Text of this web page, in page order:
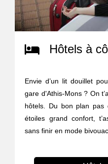
Hôtels à
Envie d’un lit douillet
gare d'Athis-Mons ? On
hôtels. Du bon plan
étoiles grand confort,
sans finir en mode